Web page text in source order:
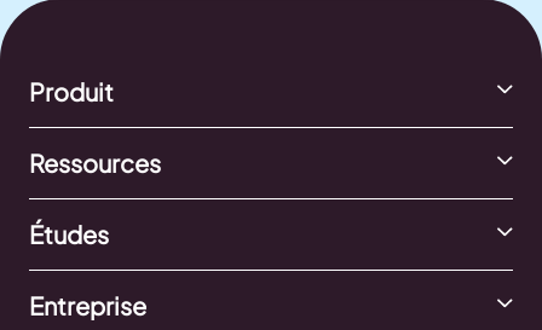
Produit
Ressources
Études
Entreprise